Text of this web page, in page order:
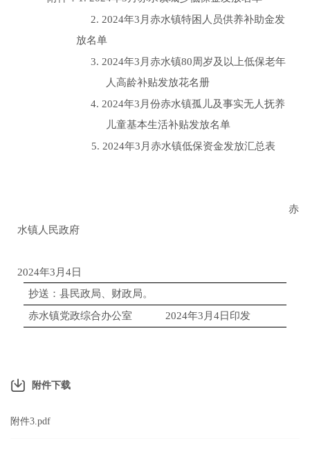
2. 2024年3月赤水镇特困人员供养补助金发
放名单
3. 2024年3月赤水镇80周岁及以上低保老年
人高龄补贴发放花名册
4. 2024年3月份赤水镇孤儿及事实无人抚养
儿童基本生活补贴发放名单
5. 2024年3月赤水镇低保资金发放汇总表
赤
水镇人民政府
2024年3 月4日
抄送：县民政局、财政局。
赤水镇党政综合办公室
2024年3 月4日印发
附件下载
附件3.pdf